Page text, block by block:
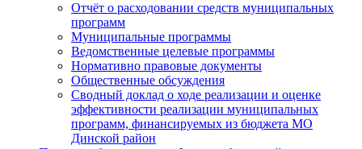
Отчёт о расходовании средств муниципальных
программ
Муниципальные программы
Ведомственные целевые программы
Нормативно правовые документы
Общественные обсуждения
Сводный доклад о ходе реализации и оценке
эффективности реализации муниципальных
программ, финансируемых из бюджета МО
Динской район